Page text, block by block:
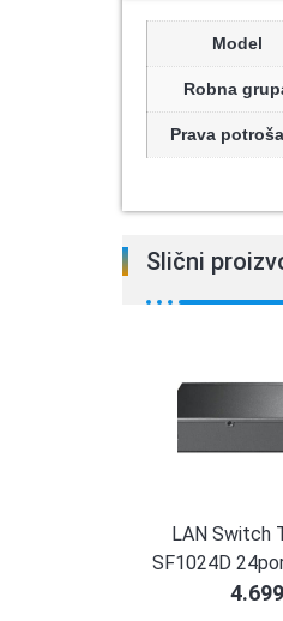
Model
Robna
Prava
Slični
LAN Switch
SF1024D
4.699